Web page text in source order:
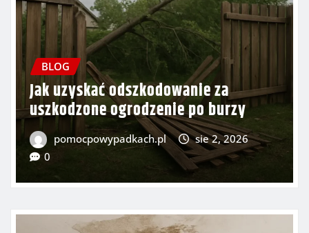
BLOG
Jak działa polisa mieszkaniowa po
wypadku losowym
pomocpowypadkach.pl
lip 31, 2026
0